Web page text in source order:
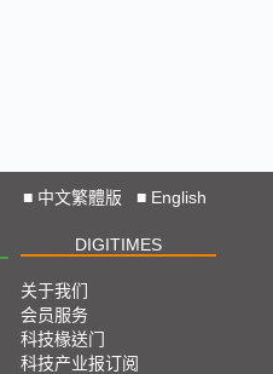
■ 中文繁體版 ■ English
DIGITIMES
关于我们
会员服务
科技椽送门
科技产业报订阅